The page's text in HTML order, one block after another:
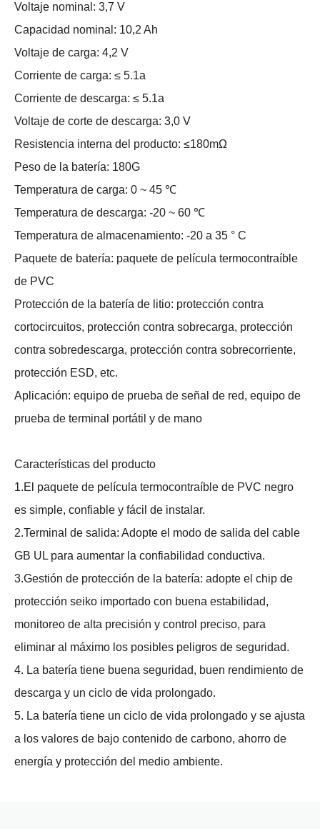
Voltaje nominal: 3,7 V
Capacidad nominal: 10,2 Ah
Voltaje de carga: 4,2 V
Corriente de carga: ≤ 5.1a
Corriente de descarga: ≤ 5.1a
Voltaje de corte de descarga: 3,0 V
Resistencia interna del producto: ≤180mΩ
Peso de la batería: 180G
Temperatura de carga: 0 ~ 45 ℃
Temperatura de descarga: -20 ~ 60 ℃
Temperatura de almacenamiento: -20 a 35 ° C
Paquete de batería: paquete de película termocontraíble
de PVC
Protección de la batería de litio: protección contra
cortocircuitos, protección contra sobrecarga, protección
contra sobredescarga, protección contra sobrecorriente,
protección ESD, etc.
Aplicación: equipo de prueba de señal de red, equipo de
prueba de terminal portátil y de mano
Características del producto
1.El paquete de película termocontraíble de PVC negro
es simple, confiable y fácil de instalar.
2.Terminal de salida: Adopte el modo de salida del cable
GB UL para aumentar la confiabilidad conductiva.
3.Gestión de protección de la batería: adopte el chip de
protección seiko importado con buena estabilidad,
monitoreo de alta precisión y control preciso, para
eliminar al máximo los posibles peligros de seguridad.
4. La batería tiene buena seguridad, buen rendimiento de
descarga y un ciclo de vida prolongado.
5. La batería tiene un ciclo de vida prolongado y se ajusta
a los valores de bajo contenido de carbono, ahorro de
energía y protección del medio ambiente.